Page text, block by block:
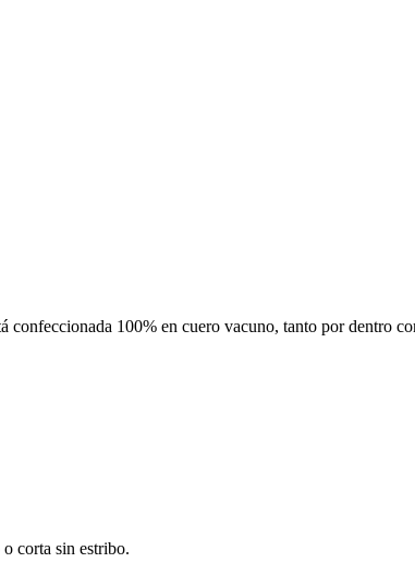
confeccionada 100% en cuero vacuno, tanto por dentro
corta sin estribo.